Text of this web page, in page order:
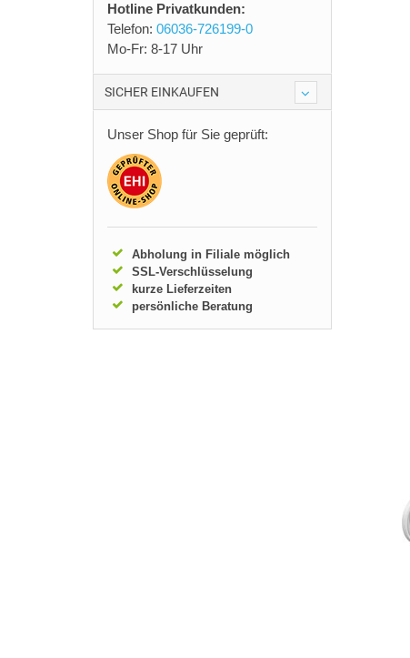
Hotline Privatkunden:
Telefon: 06036-726199-0
Mo-Fr: 8-17 Uhr
SICHER EINKAUFEN
Unser Shop für Sie geprüft:
Abholung in Filiale möglich
SSL-Verschlüsselung
kurze Lieferzeiten
persönliche Beratung